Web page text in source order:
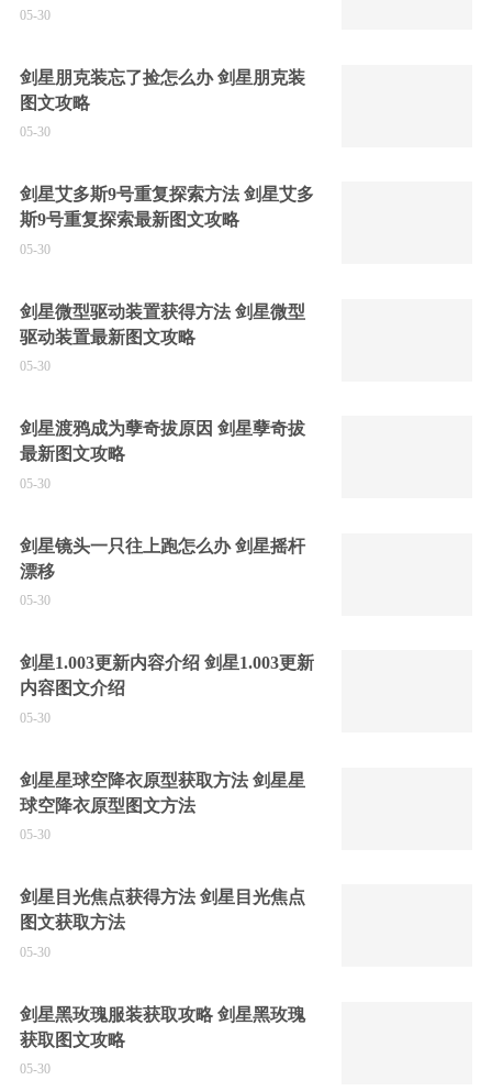
05-30
剑星朋克装忘了捡怎么办 剑星朋克装
图文攻略
05-30
剑星艾多斯9号重复探索方法 剑星艾多
斯9号重复探索最新图文攻略
05-30
剑星微型驱动装置获得方法 剑星微型
驱动装置最新图文攻略
05-30
剑星渡鸦成为孽奇拔原因 剑星孽奇拔
最新图文攻略
05-30
剑星镜头一只往上跑怎么办 剑星摇杆
漂移
05-30
剑星1.003更新内容介绍 剑星1.003更新
内容图文介绍
05-30
剑星星球空降衣原型获取方法 剑星星
球空降衣原型图文方法
05-30
剑星目光焦点获得方法 剑星目光焦点
图文获取方法
05-30
剑星黑玫瑰服装获取攻略 剑星黑玫瑰
获取图文攻略
05-30